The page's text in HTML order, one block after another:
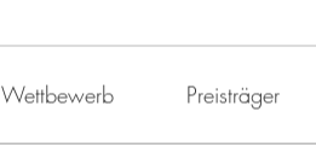
Wettbewerb Preisträger